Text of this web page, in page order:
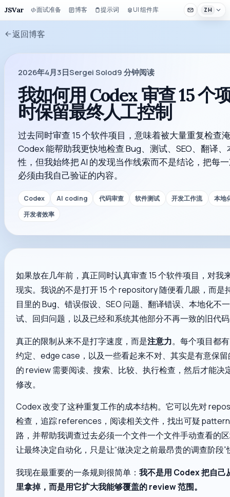
JSVar 面试准备 博客 提示词 UI 组件库 ZH
返回博客
2026年4月3日Sergei Solod9 分钟阅读
我如何用 Codex 审查 15 个
时保留最终人工控制
过去同时审查 15 个软件项目，意味着被大量重复检查
Codex 能帮助我更快地检查 Bug、测试、SEO、翻译
性，但我始终把 AI 的发现当作线索而不是结论，把每
必须由我自己验证的内容。
Codex AI coding 代码审查 软件测试 开发工作流
本地
开发者效率
如果放在几年前，真正同时认真审查 15 个软件项目，对我
现实。我说的不是打开 15 个 repository 随便看几眼，而是
目里的 Bug、错误假设、SEO 问题、翻译错误、本地化不
试、回归问题，以及已经和系统其他部分不再一致的旧代
真正的限制从来不是打字速度，而是注意力。每个项目都
约定、edge case，以及一些看起来不对、其实是有意保
的 review 需要阅读、搜索、比较、执行检查，然后才能决
修改。
Codex 改变了这种重复工作的成本结构。它可以先对
检查，追踪 references，阅读相关文件，找出可疑
路，并帮助我调查过去必须一个文件一个文件手动查看的
让最终决定自动化，只是让“做决定之前最昂贵的调查阶段
我现在最重要的一条规则很简单：我不是用 Codex 把自
里拿掉，而是用它扩大我能够覆盖的 review 范围。